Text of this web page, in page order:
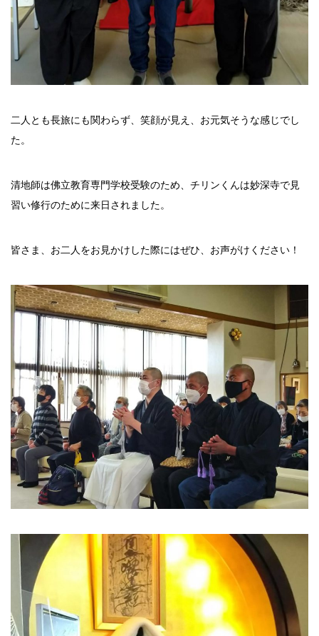
二人とも長旅にも関わらず、笑顔が見え、お元気そうな感じでし
た。
清地師は佛立教育専門学校受験のため、チリンくんは妙深寺で見
習い修行のために来日されました。
皆さま、お二人をお見かけした際にはぜひ、お声がけください！